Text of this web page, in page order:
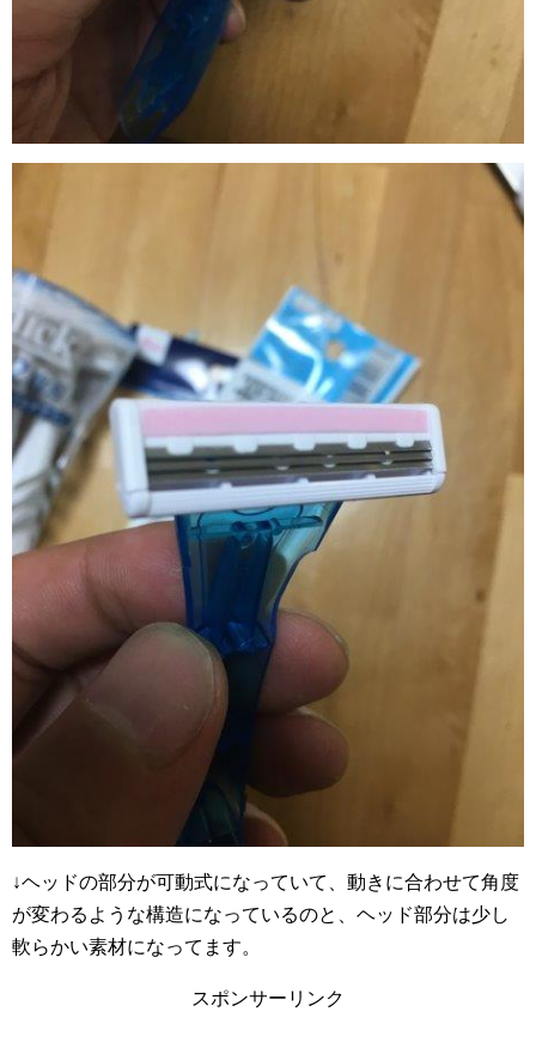
↓ヘッドの部分が可動式になっていて、動きに合わせて角度
が変わるような構造になっているのと、ヘッド部分は少し
軟らかい素材になってます。
スポンサーリンク